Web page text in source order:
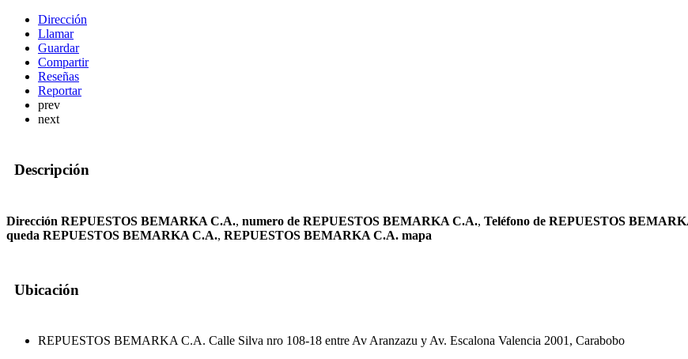
Dirección
Llamar
Guardar
Compartir
Reseñas
Reportar
prev
next
Descripción
Dirección REPUESTOS BEMARKA C.A., numero de REPUESTOS BEMARKA C.A., Teléfono de REPUESTOS
queda REPUESTOS BEMARKA C.A., REPUESTOS BEMARKA C.A. mapa
Ubicación
REPUESTOS BEMARKA C.A. Calle Silva nro 108-18 entre Av Aranzazu y Av. Escalona Valencia 2001, Carabobo